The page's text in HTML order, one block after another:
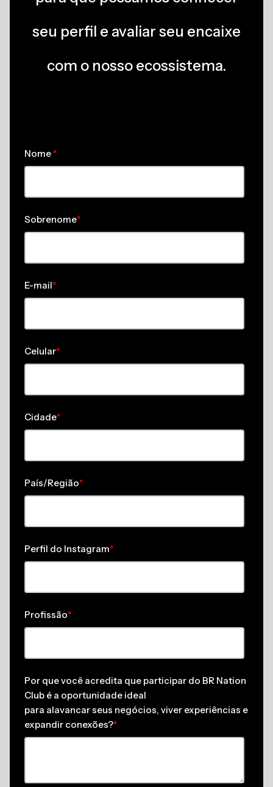
seu perfil e avaliar seu encaixe
com o nosso ecossistema.
Nome*
Sobrenome*
E-mail*
Celular*
Cidade*
País/Região*
Perfil do Instagram*
Profissão*
Por que você acredita que participar do BR Nation
Club é a oportunidade ideal
para alavancar seus negócios, viver experiências e
expandir conexões?*